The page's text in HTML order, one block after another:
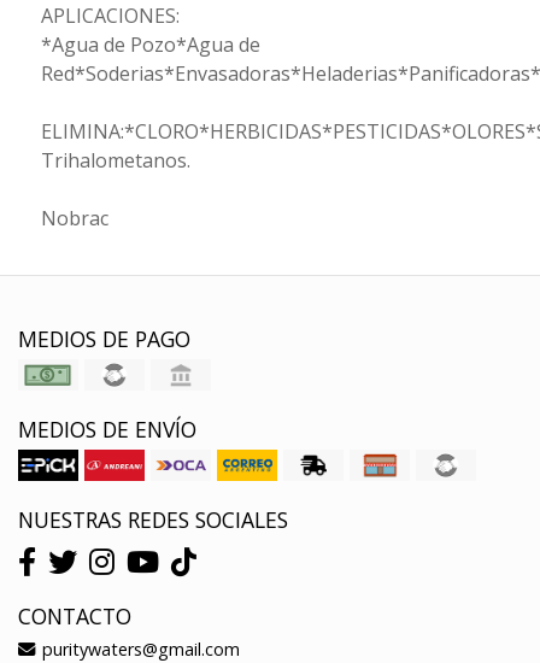
APLICACIONES:
*Agua de Pozo*Agua de
Trihalometanos.
Nobrac
MEDIOS DE PAGO
MEDIOS DE ENVÍO
NUESTRAS REDES SOCIALES
CONTACTO
puritywaters@gmail.com